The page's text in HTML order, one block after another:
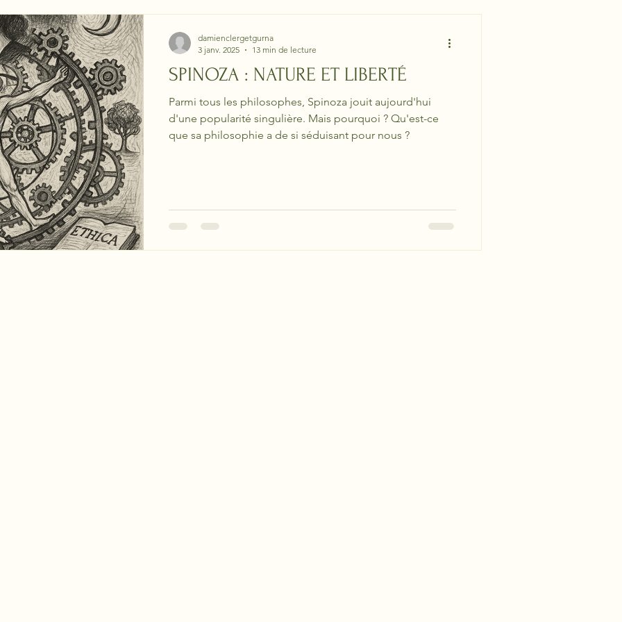
SPINOZA : NATURE ET LIBERTÉ
Parmi tous les philosophes, Spinoza jouit aujourd'hui
d'une popularité singulière. Mais pourquoi ? Qu'est-ce
que sa philosophie a de si séduisant pour nous ?
damienclergetgurna
3 janv. 2025
13 min de lecture